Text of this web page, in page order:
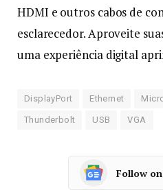
HDMI e outros cabos de
esclarecedor. Aproveite
uma experiência digital
DisplayPort Ethernet
Thunderbolt USB VGA
Follow